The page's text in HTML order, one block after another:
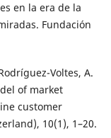
en la era de la
Fundación
Voltes, A.
of market
customer
10(1), 1–20.